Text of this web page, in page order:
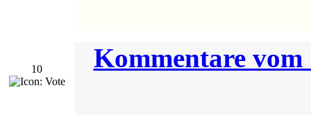
10 Kommentare